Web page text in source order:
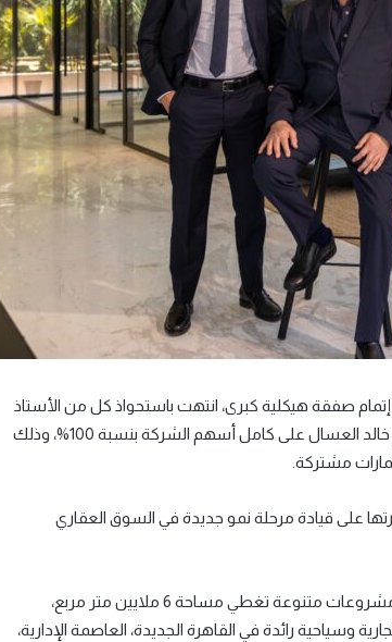
صفقة هيكلية كبرى، انتهت باستحواذ كل من الأستاذ
خالد العسال، والمهندس محمد خالد العسال، والأستاذ كريم خالد العسال على كامل أسهم الشركة بنسبة 100%، وذلك
مشتركة.
على قيادة مرحلة نمو جديدة في السوق العقاري
وتضم المحفظة الاستثمارية للشركة تحت مظلتها الجديدة مشروعات متنوعة تغطي مساحة 6 ملايين متر مربع،
سكنية وتجارية وسياحية رائدة في القاهرة الجديدة، العاصمة الإدارية،